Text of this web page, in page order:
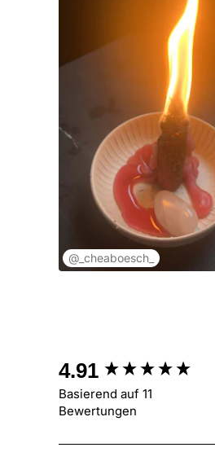
@_cheaboesch_
4.91
Basierend auf 11
Bewertungen
New content loaded